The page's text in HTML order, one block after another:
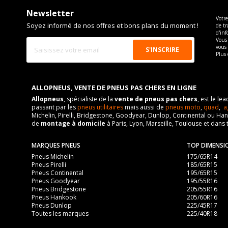
Newsletter
Soyez informé de nos offres et bons plans du moment !
de
Plus
ALLOPNEUS, VENTE DE PNEUS PAS CHERS EN LIGNE
Allopneus, spécialiste de la vente de pneus pas chers, est le
passant par lespneus utilitairesmais aussi de pneus moto, quad,
Michelin, Pirelli, Bridgestone, Goodyear, Dunlop, Continental ou
de montage à domicile à Paris, Lyon, Marseille, Toulouse et dans
MARQUES PNEUS
Pneus Michelin
Pneus Pirelli
Pneus Continental
Pneus Goodyear
Pneus Bridgestone
Pneus Hankook
Pneus Dunlop
Toutes les marques
TOP
175/65R14
185/65R15
195/65R15
195/55R16
205/55R16
205/60R16
225/45R17
225/40R18